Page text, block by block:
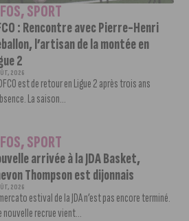
,SPORT
: Rencontre avec Pierre-Henri
l’artisan de la montée en
2
2026
est de retour en Ligue 2 après trois ans
La saison...
,SPORT
arrivée à la JDA Basket,
Thompson est dijonnais
2026
estival de la JDA n’est pas encore terminé.
nouvelle recrue vient...